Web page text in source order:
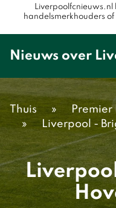
Liverpoolfcnieuws.nl
handelsmerkhouders
Nieuws over
Thuis » Premier
»
Liverpool -